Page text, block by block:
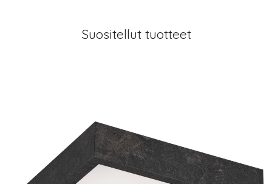
Suositellut tuotteet